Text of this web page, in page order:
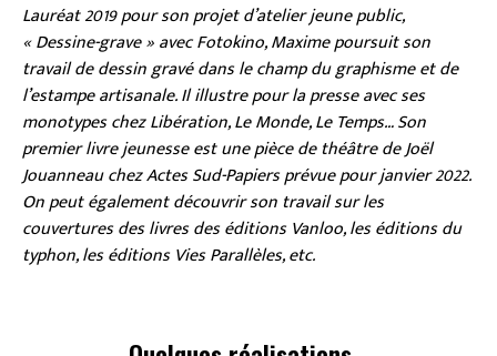
Lauréat 2019 pour son projet d’atelier jeune public,
« Dessine-grave » avec Fotokino, Maxime poursuit son
travail de dessin gravé dans le champ du graphisme et de
l’estampe artisanale. Il illustre pour la presse avec ses
monotypes chez Libération, Le Monde, Le Temps… Son
premier livre jeunesse est une pièce de théâtre de Joël
Jouanneau chez Actes Sud-Papiers prévue pour janvier 2022.
On peut également découvrir son travail sur les
couvertures des livres des éditions Vanloo, les éditions du
typhon, les éditions Vies Parallèles, etc.